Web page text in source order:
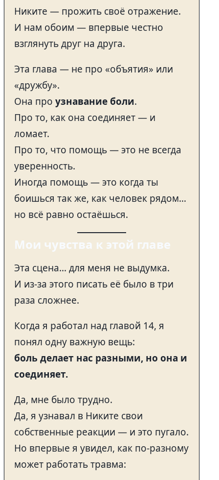
Никите — прожить своё отражение.
И нам обоим — впервые честно
взглянуть друг на друга.
Эта глава — не про «объятия» или
«дружбу».
Она про узнавание боли.
Про то, как она соединяет — и
ломает.
Про то, что помощь — это не всегда
уверенность.
Иногда помощь — это когда ты
боишься так же, как человек рядом…
но всё равно остаёшься.
Мои чувства к этой главе
Эта сцена… для меня не выдумка.
И из-за этого писать её было в три
раза сложнее.
Когда я работал над главой 14, я
понял одну важную вещь:
боль делает нас разными, но она и
соединяет.
Да, мне было трудно.
Да, я узнавал в Никите свои
собственные реакции — и это пугало.
Но впервые я увидел, как по-разному
может работать травма: